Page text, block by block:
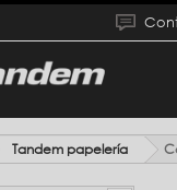
Tandem papelería